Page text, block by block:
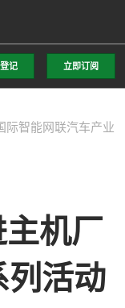
记 立即订阅
智能网联汽车产业
机厂
活动